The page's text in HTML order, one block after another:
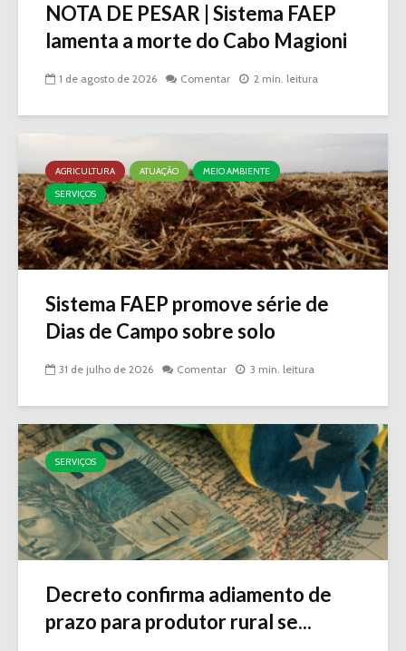
NOTA DE PESAR | Sistema FAEP
lamenta a morte do Cabo Magioni
1 de agosto de 2026 Comentar 2 min. leitura
AGRICULTURA ATUAÇÃO
MEIO AMBIENTE
SERVIÇOS
Sistema FAEP promove série de
Dias de Campo sobre solo
31 de julho de 2026 Comentar 3 min. leitura
SERVIÇOS
Decreto confirma adiamento de
prazo para produtor rural se...